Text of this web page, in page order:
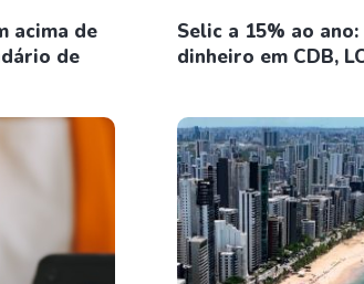
acima de
de
Selic a 15% ao
dinheiro em CDB,